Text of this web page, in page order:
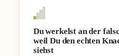
Du werkelst an der
weil Du den echten
siehst